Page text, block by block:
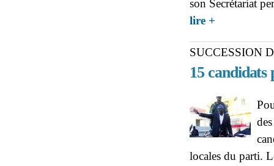
son Secrétariat
lire +
SUCCESSION
15 candidats
locales du parti.